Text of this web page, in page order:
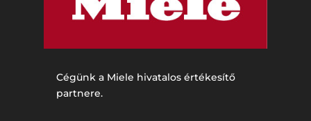
Cégünk a Miele hivatalos értékesítő
partnere.